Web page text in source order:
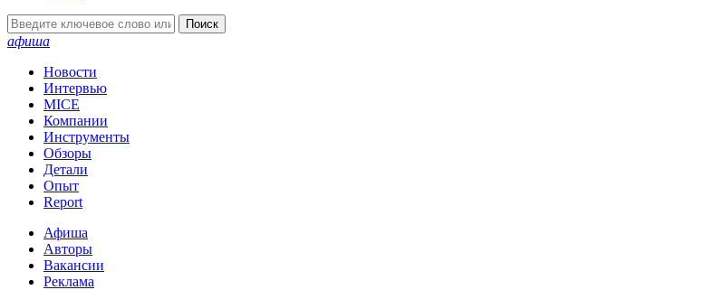
Поиск
афиша
Новости
Интервью
MICE
Компании
Инструменты
Обзоры
Детали
Опыт
Report
Афиша
Авторы
Вакансии
Реклама